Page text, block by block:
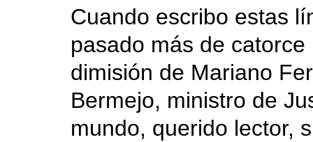
Cuando escribo estas
pasado más de
dimisión de Mariano
Bermejo, ministro de
mundo, querido lector,